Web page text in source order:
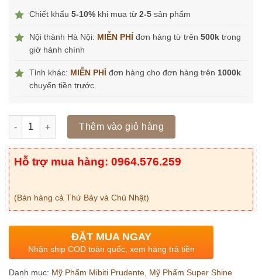
Chiết khấu 5-10% khi mua từ 2-5 sản phẩm
Nội thành Hà Nội: MIỄN PHÍ đơn hàng từ trên 500k trong
giờ hành chính
Tỉnh khác: MIỄN PHÍ đơn hàng cho đơn hàng trên 1000k
chuyển tiền trước.
Số lượng Thêm vào giỏ hàng
Hỗ trợ mua hàng: 0964.576.259
(Bán hàng cả Thứ Bảy và Chủ Nhật)
ĐẶT MUA NGAY
Nhận ship COD toàn quốc, xem hàng trả tiền
Danh mục: Mỹ Phẩm Mibiti Prudente Mỹ Phẩm Super Shine